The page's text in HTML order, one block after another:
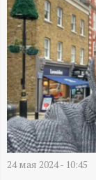
И
М
А
Й
Д
24 мая 2024 - 10:45